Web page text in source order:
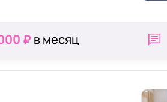
₽ в месяц